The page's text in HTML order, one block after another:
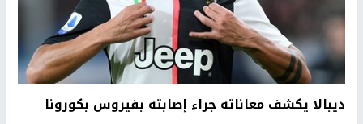
ديبالا يكشف معاناته جراء إصابته بفيروس بكورونا